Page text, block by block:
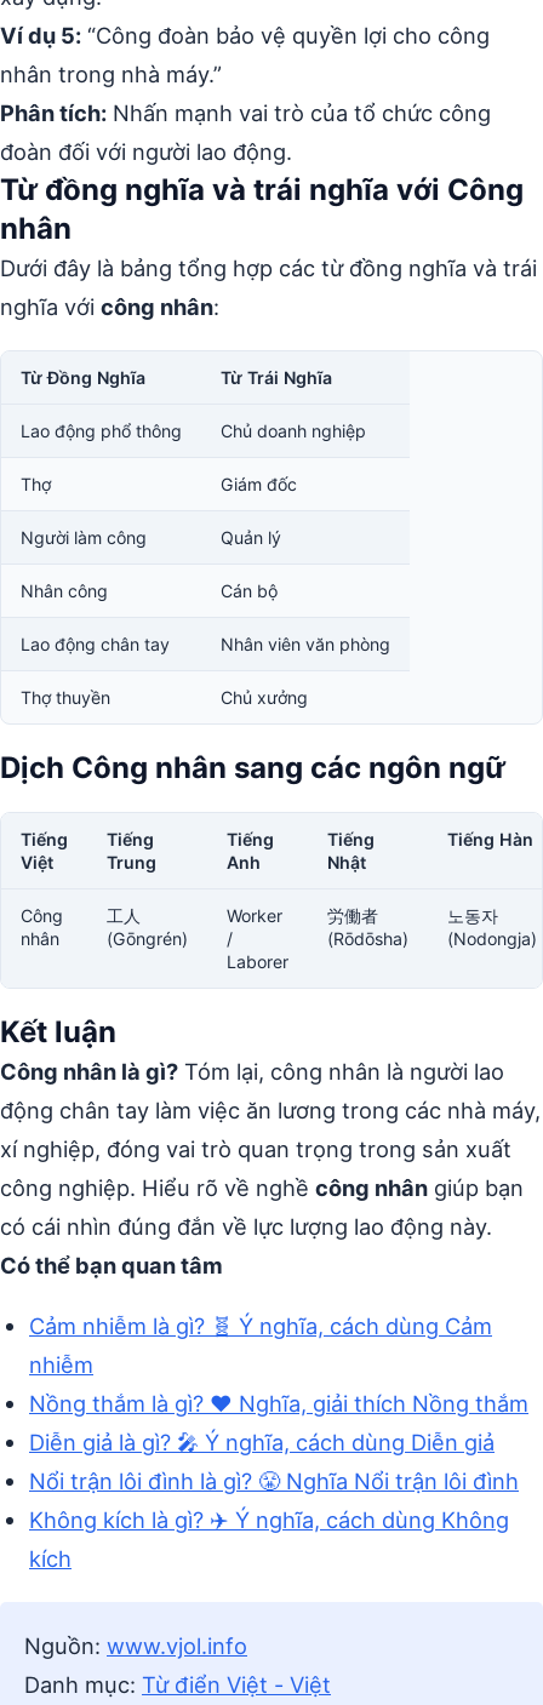
Ví dụ 5: “Công đoàn bảo vệ quyền lợi cho công
nhân trong nhà máy.”
Phân tích: Nhấn mạnh vai trò của tổ chức công
đoàn đối với người lao động.
Từ đồng nghĩa và trái nghĩa với Công
nhân
Dưới đây là bảng tổng hợp các từ đồng nghĩa và trái
nghĩa với công nhân:
Từ Đồng Nghĩa Từ Trái Nghĩa
Lao động phổ thông Chủ doanh nghiệp
Thợ Giám đốc
Người làm công Quản lý
Nhân công Cán bộ
Lao động chân tay Nhân viên văn phòng
Thợ thuyền Chủ xưởng
Dịch Công nhân sang các ngôn ngữ
Tiếng
Việt
Tiếng
Trung
Tiếng
Anh
Tiếng
Nhật
Tiếng Hàn
Công
nhân
工人
(Gōngrén)
Worker
/
Laborer
労働者
(Rōdōsha)
노동자
(Nodongja)
Kết luận
Công nhân là gì? Tóm lại, công nhân là người lao
động chân tay làm việc ăn lương trong các nhà máy,
xí nghiệp, đóng vai trò quan trọng trong sản xuất
công nghiệp. Hiểu rõ về nghề công nhân giúp bạn
có cái nhìn đúng đắn về lực lượng lao động này.
Có thể bạn quan tâm
Cảm nhiễm là gì? 🧬 Ý nghĩa, cách dùng Cảm
nhiễm
Nồng thắm là gì? ❤️ Nghĩa, giải thích Nồng thắm
Diễn giả là gì? 🎤 Ý nghĩa, cách dùng Diễn giả
Nổi trận lôi đình là gì? 😤 Nghĩa Nổi trận lôi đình
Không kích là gì? ✈️ Ý nghĩa, cách dùng Không
kích
Nguồn: www.vjol.info
Danh mục: Từ điển Việt - Việt